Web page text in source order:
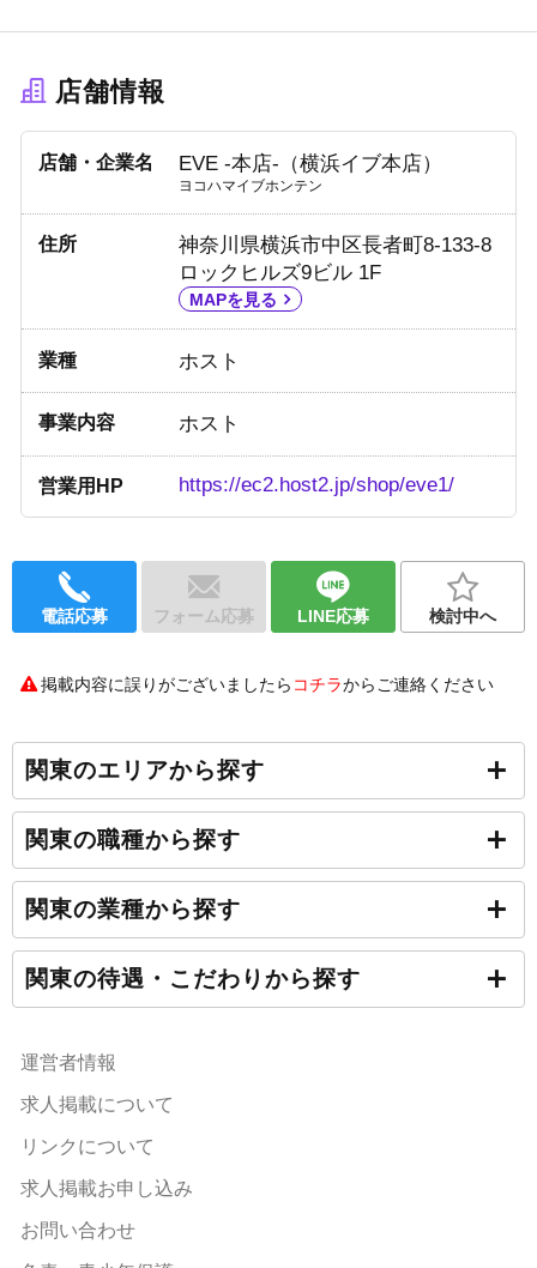
店舗情報
店舗・企業名 EVE -本店-（横浜イブ本店）
ヨコハマイブホンテン
住所
神奈川県横浜市中区長者町8-133-8
ロックヒルズ9ビル 1F
MAPを見る
業種 ホスト
事業内容 ホスト
営業用HP https://ec2.host2.jp/shop/eve1/
電話応募 フォーム応募 LINE応募 検討中へ
掲載内容に誤りがございましたら コチラからご連絡ください
関東のエリアから探す
関東の職種から探す
関東の業種から探す
関東の待遇・こだわりから探す
運営者情報
求人掲載について
リンクについて
求人掲載お申し込み
お問い合わせ